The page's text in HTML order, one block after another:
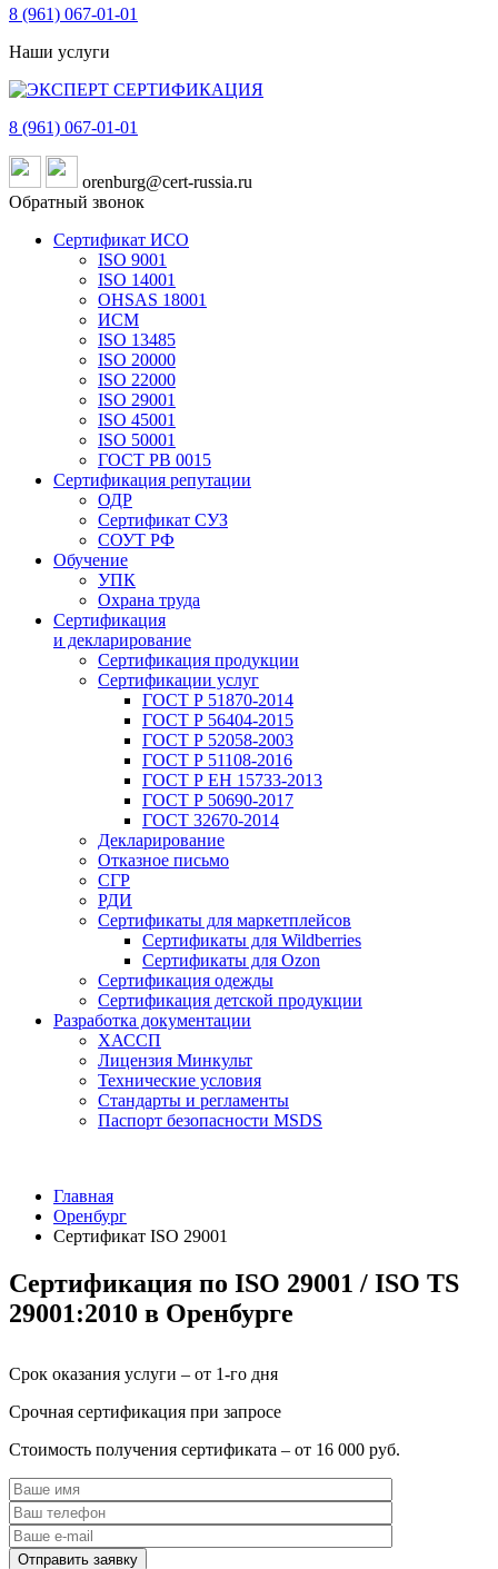
8 (961) 067-01-01
Наши услуги
8 (961) 067-01-01
orenburg@cert-russia.ru
Обратный звонок
Сертификат ИСО
ISO 9001
ISO 14001
OHSAS 18001
ИСМ
ISO 13485
ISO 20000
ISO 22000
ISO 29001
ISO 45001
ISO 50001
ГОСТ РВ 0015
Сертификация репутации
ОДР
Сертификат СУЗ
СОУТ РФ
Обучение
УПК
Охрана труда
Сертификация
и декларирование
Сертификация продукции
Сертификации услуг
ГОСТ Р 51870-2014
ГОСТ Р 56404-2015
ГОСТ Р 52058-2003
ГОСТ Р 51108-2016
ГОСТ Р ЕН 15733-2013
ГОСТ Р 50690-2017
ГОСТ 32670-2014
Декларирование
Отказное письмо
СГР
РДИ
Сертификаты для маркетплейсов
Сертификаты для Wildberries
Сертификаты для Ozon
Сертификация одежды
Сертификация детской продукции
Разработка документации
ХАССП
Лицензия Минкульт
Технические условия
Стандарты и регламенты
Паспорт безопасности MSDS
Главная
Оренбург
Сертификат ISO 29001
Сертификация по ISO 29001 / ISO TS
29001:2010 в Оренбурге
Срок оказания услуги – от 1-го дня
Срочная сертификация при запросе
Стоимость получения сертификата – от 16 000 руб.